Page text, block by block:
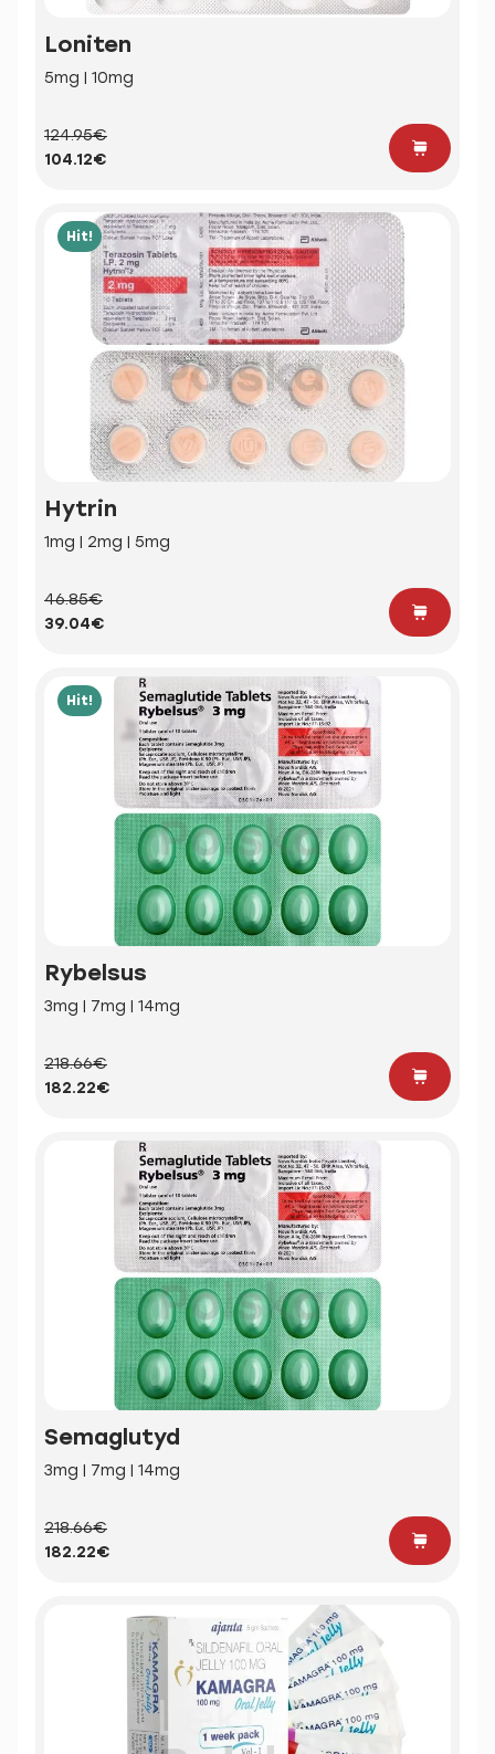
Loniten
5mg | 10mg
124.95€
104.12€
Hit!
Hytrin
1mg | 2mg | 5mg
46.85€
39.04€
Hit!
Rybelsus
3mg | 7mg | 14mg
218.66€
182.22€
Semaglutyd
3mg | 7mg | 14mg
218.66€
182.22€